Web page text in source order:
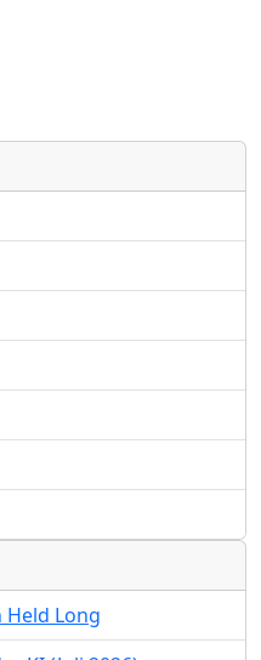
Held Long